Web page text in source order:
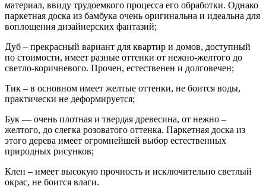
материал, ввиду трудоемкого процесса его обработки. Однако
паркетная доска из бамбука очень оригинальна и идеальна для
воплощения дизайнерских фантазий;
Дуб – прекрасный вариант для квартир и домов, доступный
по стоимости, имеет разные оттенки от нежно-желтого до
светло-коричневого. Прочен, естественен и долговечен;
Тик – в основном имеет желтые оттенки, не боится воды,
практически не деформируется;
Бук — очень плотная и твердая древесина, от нежно –
желтого, до слегка розоватого оттенка. Паркетная доска из
этого дерева имеет огромнейшей выбор естественных
природных рисунков;
Клен – имеет высокую прочность и исключительно светлый
окрас, не боится влаги.